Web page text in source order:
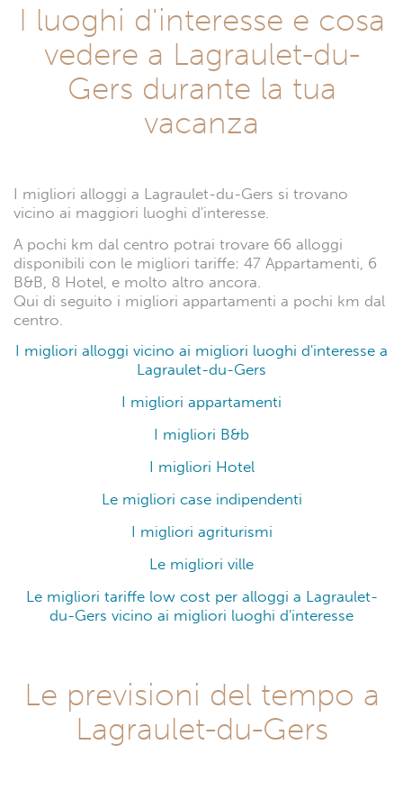
I luoghi d'interesse e cosa
vedere a Lagraulet-du-
Gers durante la tua
vacanza
I migliori alloggi a Lagraulet-du-Gers si trovano
vicino ai maggiori luoghi d'interesse.
A pochi km dal centro potrai trovare 66 alloggi
disponibili con le migliori tariffe: 47 Appartamenti, 6
B&B, 8 Hotel, e molto altro ancora.
Qui di seguito i migliori appartamenti a pochi km dal
centro.
I migliori alloggi vicino ai migliori luoghi d'interesse a
Lagraulet-du-Gers
I migliori appartamenti
I migliori B&b
I migliori Hotel
Le migliori case indipendenti
I migliori agriturismi
Le migliori ville
Le migliori tariffe low cost per alloggi a Lagraulet-
du-Gers vicino ai migliori luoghi d'interesse
Le previsioni del tempo a
Lagraulet-du-Gers